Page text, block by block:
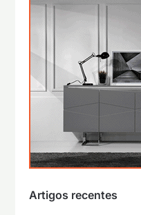
Artigos recentes